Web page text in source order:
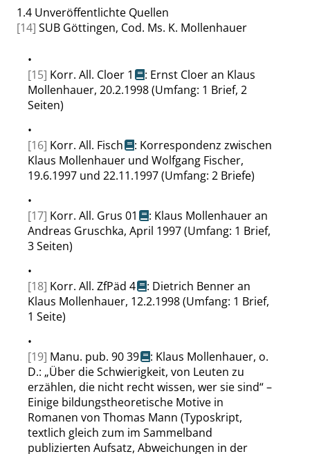
1.4 Unveröffentlichte Quellen
[14] SUB Göttingen, Cod. Ms. K. Mollenhauer
•
[15] Korr. All. Cloer 1
: Ernst Cloer an Klaus
Mollenhauer, 20.2.1998 (Umfang: 1 Brief, 2
Seiten)
•
[16] Korr. All. Fisch
: Korrespondenz zwischen
Klaus Mollenhauer und Wolfgang Fischer,
19.6.1997 und 22.11.1997 (Umfang: 2 Briefe)
•
[17] Korr. All. Grus 01
: Klaus Mollenhauer an
Andreas Gruschka, April 1997 (Umfang: 1 Brief,
3 Seiten)
•
[18] Korr. All. ZfPäd 4
: Dietrich Benner an
Klaus Mollenhauer, 12.2.1998 (Umfang: 1 Brief,
1 Seite)
•
[19] Manu. pub. 90 39
: Klaus Mollenhauer, o.
D.: „Über die Schwierigkeit, von Leuten zu
erzählen, die nicht recht wissen, wer sie sind“–
Einige bildungstheoretische Motive in
Romanen von Thomas Mann (Typoskript,
textlich gleich zum im Sammelband
publizierten Aufsatz, Abweichungen in der